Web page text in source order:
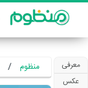
معرفی
عکس
منظوم